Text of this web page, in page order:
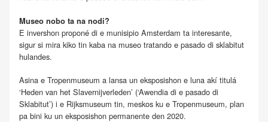
Museo nobo ta na nodi?
E invershon proponé di e munisipio Amsterdam ta interesante,
sigur si mira kiko tin kaba na museo tratando e pasado di sklabitut
hulandes.
Asina e Tropenmuseum a lansa un eksposishon e luna akí titulá
‘Heden van het Slavernijverleden’ (‘Awendia di e pasado di
Sklabitut’) i e Rijksmuseum tin, meskos ku e Tropenmuseum, plan
pa bini ku un eksposishon permanente den 2020.